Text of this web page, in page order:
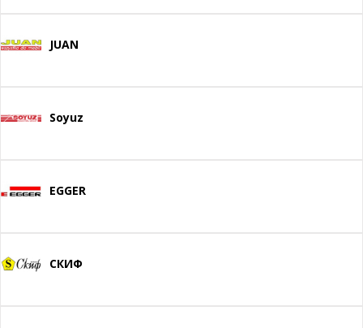
JUAN
Soyuz
EGGER
СКИФ